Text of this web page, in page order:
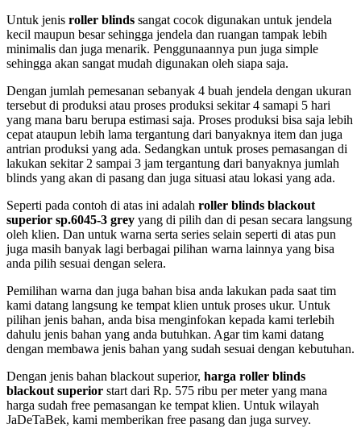
Untuk jenis roller blinds sangat cocok digunakan untuk jendela
kecil maupun besar sehingga jendela dan ruangan tampak lebih
minimalis dan juga menarik. Penggunaannya pun juga simple
sehingga akan sangat mudah digunakan oleh siapa saja.
Dengan jumlah pemesanan sebanyak 4 buah jendela dengan ukuran
tersebut di produksi atau proses produksi sekitar 4 samapi 5 hari
yang mana baru berupa estimasi saja. Proses produksi bisa saja lebih
cepat ataupun lebih lama tergantung dari banyaknya item dan juga
antrian produksi yang ada. Sedangkan untuk proses pemasangan di
lakukan sekitar 2 sampai 3 jam tergantung dari banyaknya jumlah
blinds yang akan di pasang dan juga situasi atau lokasi yang ada.
Seperti pada contoh di atas ini adalah roller blinds blackout
superior sp.6045-3 grey yang di pilih dan di pesan secara langsung
oleh klien. Dan untuk warna serta series selain seperti di atas pun
juga masih banyak lagi berbagai pilihan warna lainnya yang bisa
anda pilih sesuai dengan selera.
Pemilihan warna dan juga bahan bisa anda lakukan pada saat tim
kami datang langsung ke tempat klien untuk proses ukur. Untuk
pilihan jenis bahan, anda bisa menginfokan kepada kami terlebih
dahulu jenis bahan yang anda butuhkan. Agar tim kami datang
dengan membawa jenis bahan yang sudah sesuai dengan kebutuhan.
Dengan jenis bahan blackout superior, harga roller blinds
blackout superior start dari Rp. 575 ribu per meter yang mana
harga sudah free pemasangan ke tempat klien. Untuk wilayah
JaDeTaBek, kami memberikan free pasang dan juga survey.